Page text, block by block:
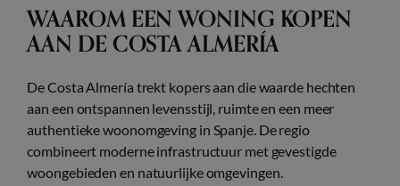
WAAROM EEN WONING KOPEN
AAN DE COSTA ALMERÍA
De Costa Almería trekt kopers aan die waarde hechten
aan een ontspannen levensstijl, ruimte en een meer
authentieke woonomgeving in Spanje. De regio
combineert moderne infrastructuur met gevestigde
woongebieden en natuurlijke omgevingen.